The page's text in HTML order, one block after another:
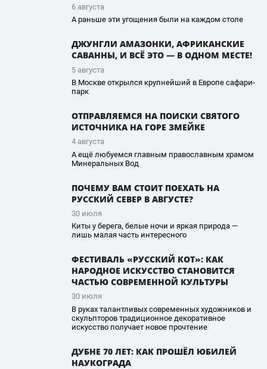
6 августа
А раньше эти угощения были на каждом столе
ДЖУНГЛИ АМАЗОНКИ, АФРИКАНСКИЕ
САВАННЫ, И ВСЁ ЭТО — В ОДНОМ МЕСТЕ!
5 августа
В Москве открылся крупнейший в Европе сафари-
парк
ОТПРАВЛЯЕМСЯ НА ПОИСКИ СВЯТОГО
ИСТОЧНИКА НА ГОРЕ ЗМЕЙКЕ
4 августа
А ещё любуемся главным православным храмом
Минеральных Вод
ПОЧЕМУ ВАМ СТОИТ ПОЕХАТЬ НА
РУССКИЙ СЕВЕР В АВГУСТЕ?
30 июля
Киты у берега, белые ночи и яркая природа —
лишь малая часть интересного
ФЕСТИВАЛЬ «РУССКИЙ КОТ»: КАК
НАРОДНОЕ ИСКУССТВО СТАНОВИТСЯ
ЧАСТЬЮ СОВРЕМЕННОЙ КУЛЬТУРЫ
30 июля
В руках талантливых современных художников и
скульпторов традиционное декоративное
искусство получает новое прочтение
ДУБНЕ 70 ЛЕТ: КАК ПРОШЁЛ ЮБИЛЕЙ
НАУКОГРАДА